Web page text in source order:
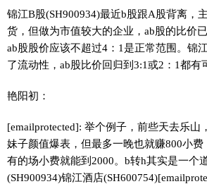
锦江B股(SH900934)最近b股跟A股背离，
货，但做为市值较大的企业，ab股的比价
ab股股价应该不超过4：1是正常范围。锦
了流动性，ab股比价回归到3:1或2：1都有
艳阳初：
[emailprotected]: 举个例子，前些天去乐山
妹子颜值爆表，但最多一晚也就赚800小
有的场小费就能到2000。b转h其实是一个
(SH900934)锦江酒店